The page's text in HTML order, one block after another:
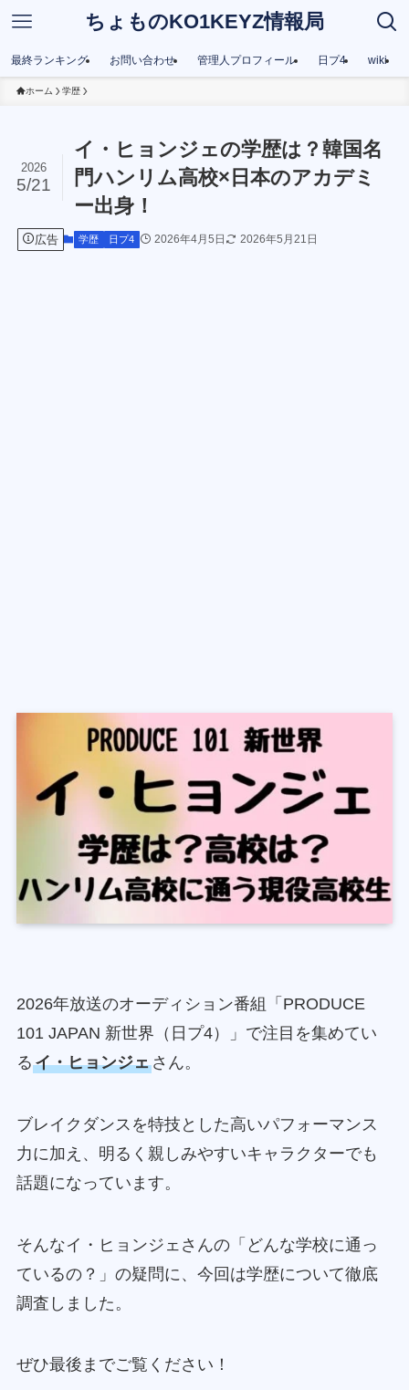
ちょものKO1KEYZ情報局
最終ランキング お問い合わせ 管理人プロフィール 日プ4 wiki
ホーム 学歴
イ・ヒョンジェの学歴は？韓国名
門ハンリム高校×日本のアカデミ
ー出身！
2026
5/21
広告 学歴 日プ4 2026年4月5日 2026年5月21日
2026年放送のオーディション番組「PRODUCE
101 JAPAN 新世界（日プ4）」で注目を集めてい
るイ・ヒョンジェさん。
ブレイクダンスを特技とした高いパフォーマンス
力に加え、明るく親しみやすいキャラクターでも
話題になっています。
そんなイ・ヒョンジェさんの「どんな学校に通っ
ているの？」の疑問に、今回は学歴について徹底
調査しました。
ぜひ最後までご覧ください！